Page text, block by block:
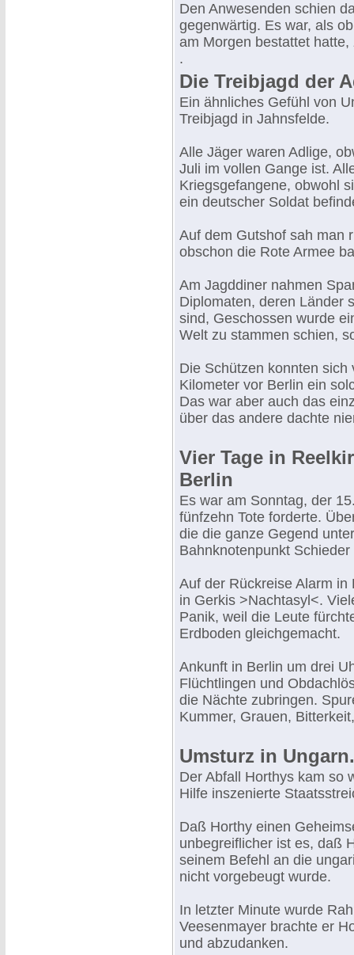
Den Anwesenden schien
gegenwärtig. Es war, als
am Morgen bestattet hatte,
.
Die Treibjagd der
Ein ähnliches Gefühl von
Treibjagd in Jahnsfelde.
Alle Jäger waren Adlige,
Juli im vollen Gange ist.
Kriegsgefangene, obwohl
ein deutscher Soldat
Auf dem Gutshof sah man
obschon die Rote Armee
Am Jagddiner nahmen
Diplomaten, deren Länder
sind, Geschossen wurde
Welt zu stammen schien,
Die Schützen konnten
Kilometer vor Berlin ein
Das war aber auch das
über das andere dachte
Vier Tage in
Berlin
Es war am Sonntag, der
fünfzehn Tote forderte.
die die ganze Gegend
Bahnknotenpunkt
Auf der Rückreise Alarm
in Gerkis >Nachtasyl<.
Panik, weil die Leute
Erdboden gleichgemacht.
Ankunft in Berlin um drei
Flüchtlingen und
die Nächte zubringen.
Kummer, Grauen,
Umsturz in Ungarn.
Der Abfall Horthys kam so
Hilfe inszenierte
Daß Horthy einen
unbegreiflicher ist es, daß
seinem Befehl an die
nicht vorgebeugt wurde.
In letzter Minute wurde
Veesenmayer brachte er
und abzudanken.